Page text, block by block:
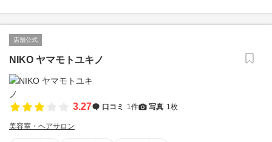
店舗公式
NIKO ヤマモトユキノ
3.27 口コミ 1件 写真 1枚
美容室・ヘアサロン